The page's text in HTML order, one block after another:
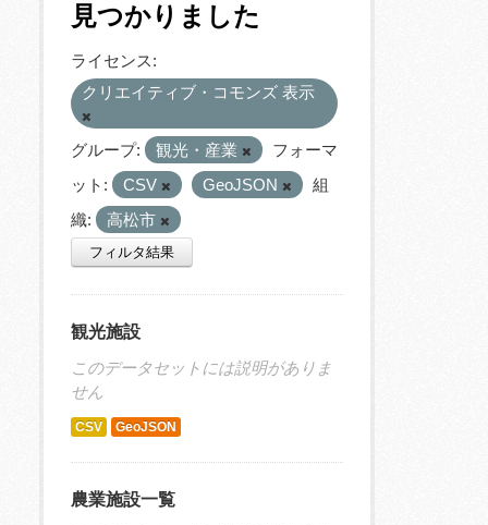
見つかりました
ライセンス:
クリエイティブ・コモンズ 表示
グループ: 観光・産業
フォーマ
ット:
CSV GeoJSON
組
織:
高松市
フィルタ結果
観光施設
このデータセットには説明がありま
せん
CSV GeoJSON
農業施設一覧